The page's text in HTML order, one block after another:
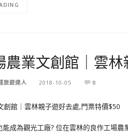
農業文創館｜雲
旅遊達人 2018-10-05 0
能成為觀光工廠? 位在雲林的良作工場